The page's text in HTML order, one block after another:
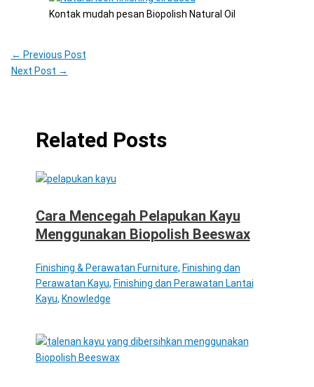
Kontak mudah pesan Biopolish Natural Oil
← Previous Post
Next Post →
Related Posts
Cara Mencegah Pelapukan Kayu
Menggunakan Biopolish Beeswax
Finishing & Perawatan Furniture, Finishing dan
Perawatan Kayu, Finishing dan Perawatan Lantai
Kayu, Knowledge